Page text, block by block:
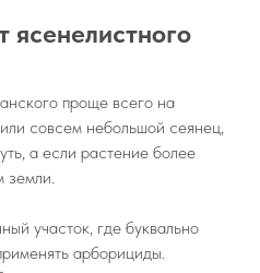
ясенелистного
проще всего на
совсем небольшой сеянец,
а если растение более
земли.
участок, где буквально
арборициды.